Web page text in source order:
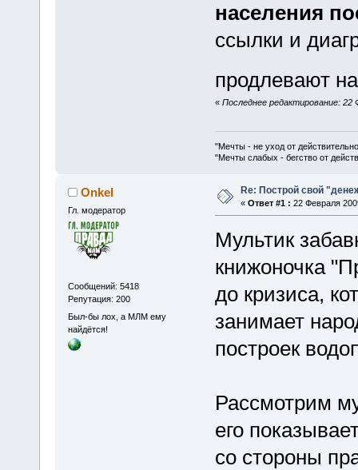
населения
ссылки и
продлевают
« Последнее редактирование: 22
"Мечты - не уход от
"Мечты слабых - бегство от
Onkel
Гл. модератор
Сообщений: 5418
Репутация: 200
Был-бы лох, а МЛМ ему
найдётся!
Re: Построй свой
« Ответ #1 : 22 Февраля
Мультик
книжоночка
до кризиса,
занимает
построек
Рассмотрим
его
со стороны